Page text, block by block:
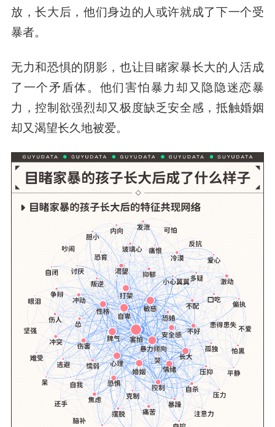
放，长大后，他们身边的人或许就成了下一个受
暴者。
无力和恐惧的阴影，也让目睹家暴长大的人活成
了一个矛盾体。 他们害怕暴力却又隐隐迷恋暴
力，控制欲强烈却又极度缺乏安全感，抵触婚姻
却又渴望长久地被爱。